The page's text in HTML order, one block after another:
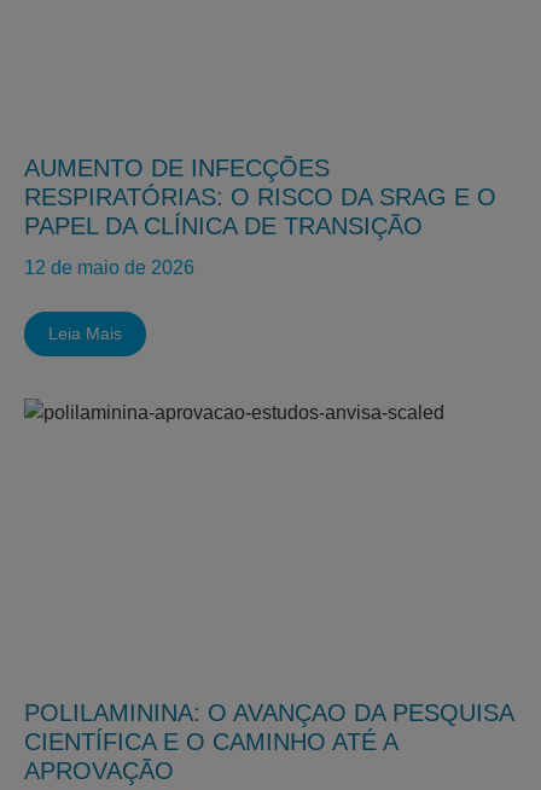
AUMENTO DE INFECÇÕES
RESPIRATÓRIAS: O RISCO DA SRAG E O
PAPEL DA CLÍNICA DE TRANSIÇÃO
12 de maio de 2026
Leia Mais
POLILAMININA: O AVANÇAO DA PESQUISA
CIENTÍFICA E O CAMINHO ATÉ A
APROVAÇÃO